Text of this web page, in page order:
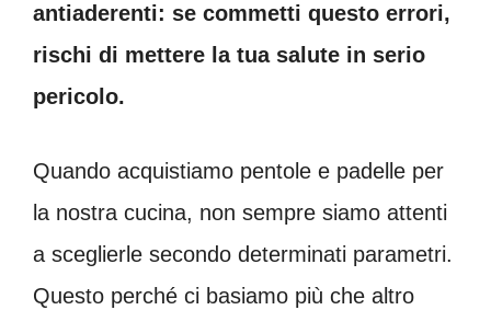
antiaderenti: se commetti questo errori,
rischi di mettere la tua salute in serio
pericolo.
Quando acquistiamo pentole e padelle per
la nostra cucina, non sempre siamo attenti
a sceglierle secondo determinati parametri.
Questo perché ci basiamo più che altro